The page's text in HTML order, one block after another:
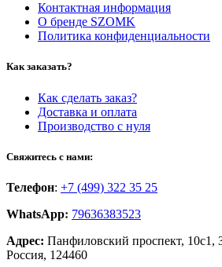
Контактная информация
О бренде SZOMK
Политика конфиденциальности
Как заказать?
Как сделать заказ?
Доставка и оплата
Производство с нуля
Свяжитесь с нами:
Телефон: +7 (499) 322 35 25
WhatsApp: 79636383523
Адрес: Панфиловский проспект, 10с1,
Россия, 124460